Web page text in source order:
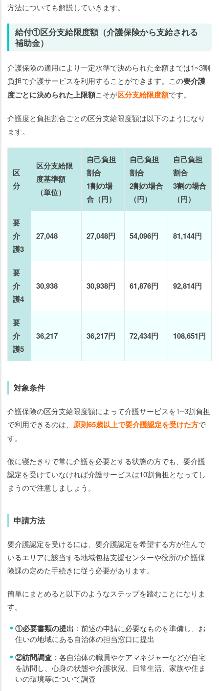
方法についても解説していきます。
給付①区分支給限度額（介護保険から支給される
補助金）
介護保険の適用により一定水準で決められた金額までは1~3割
負担で介護サービスを利用することができます。この要介護
度ごとに決められた上限額こそが区分支給限度額です。
介護度と負担割合ごとの区分支給限度額は以下のようになり
ます。
区
分
区分支給限
度基準額
（単位）
自己負担
割合
1割の場
合（円）
自己負担
割合
2割の場合
（円）
自己負担
割合
3割の場合
（円）
要
介
護3
27,048 27,048円 54,096円 81,144円
要
介
護4
30,938 30,938円 61,876円 92,814円
要
介
護5
36,217 36,217円 72,434円 108,651円
対象条件
介護保険の区分支給限度額によって介護サービスを1~3割負担
で利用できるのは、 原則65歳以上で要介護認定を受けた方で
す。
仮に寝たきりで常に介護を必要とする状態の方でも、要介護
認定を受けていなければ介護サービスは10割負担となってし
まうので注意しましょう。
申請方法
要介護認定を受けるには、要介護認定を希望する方が住んで
いるエリアに該当する地域包括支援センターや役所の介護保
険課の定めた手続きに従う必要があります。
簡単にまとめると以下のようなステップを踏むことになりま
す。
①必要書類の提出 ：前述の申請に必要なものを準備し、お
住いの地域にある自治体の担当窓口に提出
②訪問調査 ：各自治体の職員やケアマネジャーなどが自宅
を訪問し、心身の状態や介護状況、日常生活、家族や住ま
いの環境等について調査